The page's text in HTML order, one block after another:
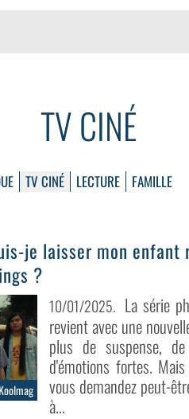
TV CINÉ
TV CINÉ LECTURE FAMILLE
je laisser mon enfant
?
10/01/2025. La série
revient avec une
plus de suspense,
d'émotions fortes.
vous demandez peut-
à...